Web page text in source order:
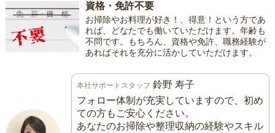
資格・免許不要
お掃除やお料理が好き！、得意！という方であ
れば、どなたでも働いていただけます。年齢も
不問です。もちろん、資格や免許、職務経験が
あればそれを充分に活かしていただけます。
本社サポートスタッフ 鈴野 寿子
フォロー体制が充実していますので、初め
ての方もご安心ください。
あなたのお掃除や整理収納の経験やスキル